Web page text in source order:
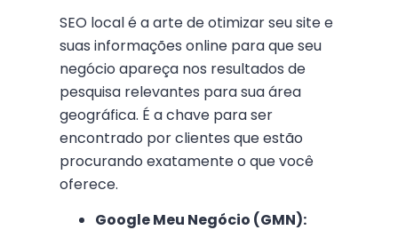
SEO local é a arte de otimizar seu site e
suas informações online para que seu
negócio apareça nos resultados de
pesquisa relevantes para sua área
geográfica. É a chave para ser
encontrado por clientes que estão
procurando exatamente o que você
oferece.
Google Meu Negócio (GMN):